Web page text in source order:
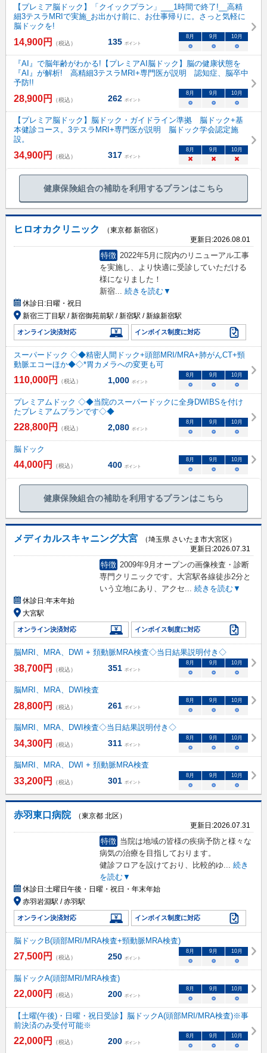
【プレミア脳ドック】「クイックプラン」___1時間で終了!__高精
細3テスラMRIで実施_お出かけ前に、お仕事帰りに。さっと気軽に
脳ドックを!
14,900円 （税込） 135 ポイント
8月 9月 10月
○ ○ ○
『AI』で脳年齢がわかる!【プレミアAI脳ドック】脳の健康状態を
『AI』が解析! 高精細3テスラMRI+専門医が説明 認知症、脳卒中
予防!!
28,900円 （税込） 262 ポイント
8月 9月 10月
○ ○ ○
【プレミア脳ドック】脳ドック・ガイドライン準拠 脳ドック+基
本健診コース。3テスラMRI+専門医が説明 脳ドック学会認定施
設。
34,900円 （税込） 317 ポイント
8月 9月 10月
× × ×
健康保険組合の補助を利用するプランはこちら
ヒロオカクリニック
（東京都 新宿区）
更新日:2026.08.01
特徴 2022年5月に院内のリニューアル工事
を実施し、より快適に受診していただける
様になりました！
新宿... 続きを読む▼
休診日:日曜・祝日
新宿三丁目駅 / 新宿御苑前駅 / 新宿駅 / 新線新宿駅
オンライン決済対応 インボイス制度に対応
スーパードック ◇◆精密人間ドック+頭部MRI/MRA+肺がんCT+頸
動脈エコーほか◆◇*胃カメラへの変更も可
110,000円 （税込） 1,000 ポイント
8 月 9 月 10月
○ ○ ○
プレミアムドック ◇◆当院のスーパードックに全身DWIBSを付け
たプレミアムプランです◇◆
228,800円 （税込） 2,080 ポイント
8 月 9 月 10月
○ ○ ○
脳ドック
44,000円 （税込） 400 ポイント
8 月 9 月 10月
○ ○ ○
健康保険組合の補助を利用するプランはこちら
メディカルスキャニング大宮
（埼玉県 さいたま市大宮区）
更新日:2026.07.31
特徴 2009年9月オープンの画像検査・診断
専門クリニックです。大宮駅各線徒歩2分と
いう立地にあり、アクセ... 続きを読む▼
休診日:年末年始
大宮駅
オンライン決済対応 インボイス制度に対応
脳MRI、MRA、DWI + 頚動脈MRA検査◇当日結果説明付き◇
38,700円 （税込） 351 ポイント
8月 9月 10月
○ ○ ○
脳MRI、MRA、DWI検査
28,800円 （税込） 261 ポイント
8月 9月 10月
○ ○ ○
脳MRI、MRA、DWI検査◇当日結果説明付き◇
34,300円 （税込） 311 ポイント
8月 9月 10月
○ ○ ○
脳MRI、MRA、DWI + 頚動脈MRA検査
33,200円 （税込） 301 ポイント
8月 9月 10月
○ ○ ○
赤羽東口病院
（東京都 北区）
更新日:2026.07.31
特徴 当院は地域の皆様の疾病予防と様々な
病気の治療を目指しております。
健診フロアを設けており、比較的ゆ
続き
を読む▼
休診日:土曜日午後・日曜・祝日・年末年始
赤羽岩淵駅 / 赤羽駅
オンライン決済対応 インボイス制度に対応
脳ドックB(頭部MRI/MRA検査+頸動脈MRA検査)
27,500円 （税込） 250 ポイント
8 月 9 月 10月
○ ○ ○
脳ドックA(頭部MRI/MRA検査)
22,000円 （税込） 200 ポイント
8 月 9 月 10月
○ ○ ○
【土曜(午後)・日曜・祝日受診】脳ドックA(頭部MRI/MRA検査)※事
前決済のみ受付可能※
22,000円 （税込） 200 ポイント
8 月 9 月 10月
○ ○ ○